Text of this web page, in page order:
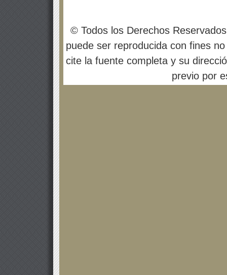
© Todos los Derechos
puede ser reproducida con fines
cite la fuente completa y su
previo por